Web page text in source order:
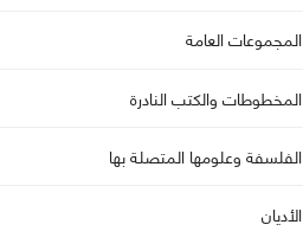
المجموعات العامة
المخطوطات والكتب النادرة
الفلسفة وعلومها المتصلة بها
الأديان